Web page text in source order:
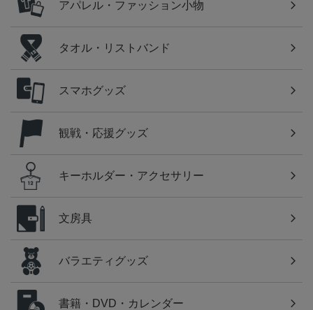
アパレル・ファッション小物
タオル・リストバンド
スマホグッズ
観戦・応援グッズ
キーホルダー・アクセサリー
文房具
バラエティグッズ
書籍・DVD・カレンダー